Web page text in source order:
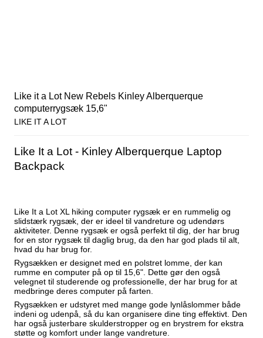
Like it a Lot New Rebels Kinley Alberquerque
computerrygsæk 15,6"
LIKE IT A LOT
Like It a Lot - Kinley Alberquerque Laptop
Backpack
Like It a Lot XL hiking computer rygsæk er en rummelig og
slidstærk rygsæk, der er ideel til vandreture og udendørs
aktiviteter. Denne rygsæk er også perfekt til dig, der har brug
for en stor rygsæk til daglig brug, da den har god plads til alt,
hvad du har brug for.
Rygsækken er designet med en polstret lomme, der kan
rumme en computer på op til 15,6". Dette gør den også
velegnet til studerende og professionelle, der har brug for at
medbringe deres computer på farten.
Rygsækken er udstyret med mange gode lynlåslommer både
indeni og udenpå, så du kan organisere dine ting effektivt. Den
har også justerbare skulderstropper og en brystrem for ekstra
støtte og komfort under lange vandreture.